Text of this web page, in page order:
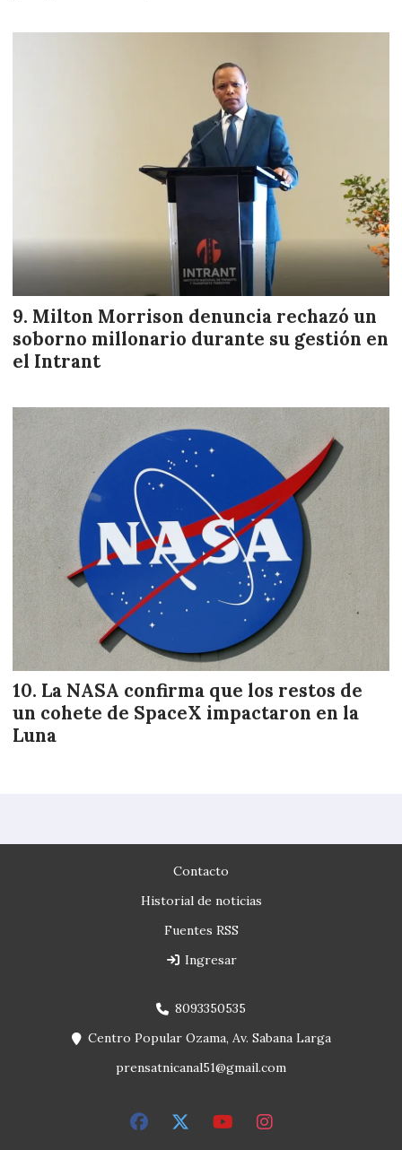
Milton Morrison denuncia rechazó un
soborno millonario durante su gestión en
el Intrant
La NASA confirma que los restos de
un cohete de SpaceX impactaron en la
Luna
Contacto
Historial de noticias
Fuentes RSS
Ingresar
8093350535
Centro Popular Ozama, Av. Sabana Larga
prensatnicanal51@gmail.com